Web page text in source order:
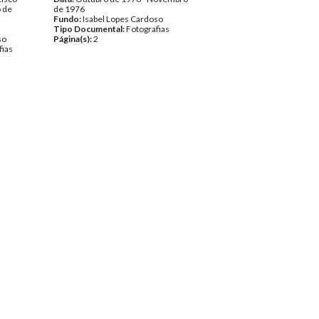
de
de 1976
Fundo:Isabel Lopes Cardoso
Tipo Documental:Fotografias
Página(s):2